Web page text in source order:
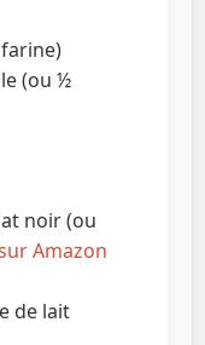
(ou ½
noir (ou
Amazon
de lait